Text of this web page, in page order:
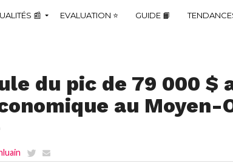
📰 EVALUATION ⭐ GUIDE 📙
du pic de 79 000 $
au Moyen-